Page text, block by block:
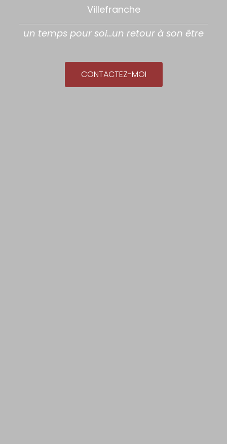
Villefranche
un temps pour soi…un retour à son être
CONTACTEZ-MOI